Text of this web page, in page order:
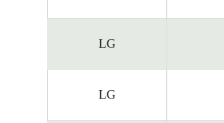
LG
LG